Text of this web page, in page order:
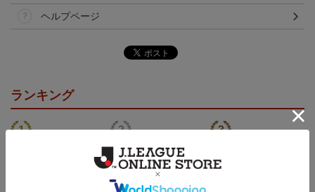
ヘルプページ
ランキング
NEW